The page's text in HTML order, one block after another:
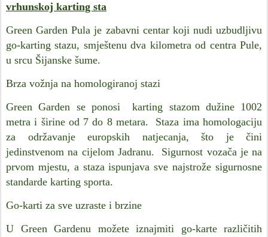
vrhunskoj karting sta
Green Garden Pula je zabavni centar koji nudi uzbudljivu
go-karting stazu, smještenu dva kilometra od centra Pule,
u srcu Šijanske šume.
Brza vožnja na homologiranoj stazi
Green Garden se ponosi karting stazom dužine 1002
metra i širine od 7 do 8 metara. Staza ima homologaciju
za održavanje europskih natjecanja, što je čini
jedinstvenom na cijelom Jadranu. Sigurnost vozača je na
prvom mjestu, a staza ispunjava sve najstrože sigurnosne
standarde karting sporta.
Go-karti za sve uzraste i brzine
U Green Gardenu možete iznajmiti go-karte različitih